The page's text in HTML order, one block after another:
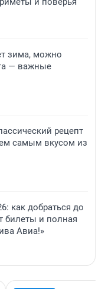
зима, можно
— важные
рецепт
самым вкусом из
как добраться до
билеты и полная
Авиа!»